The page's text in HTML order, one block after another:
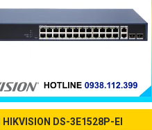
DS-3E1528P-EI